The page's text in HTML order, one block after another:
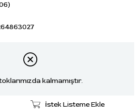
kalmamıştır.
İstek Listeme Ekle